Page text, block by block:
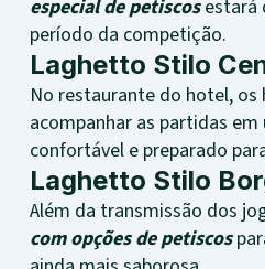
especial de petiscosestará
período da competição.
Laghetto Stilo
No restaurante do hotel, os
acompanhar as partidas
confortável e preparado
Laghetto Stilo
Além da transmissão dos
com opções de petiscos